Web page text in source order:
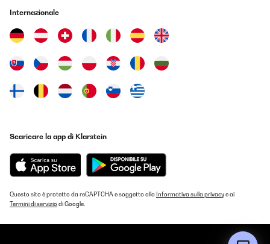
Internazionale
Scaricare la app di Klarstein
Questo sito è protetto da reCAPTCHA e soggetto alla Informativa sulla privacye ai
Termini di serviziodi Google.